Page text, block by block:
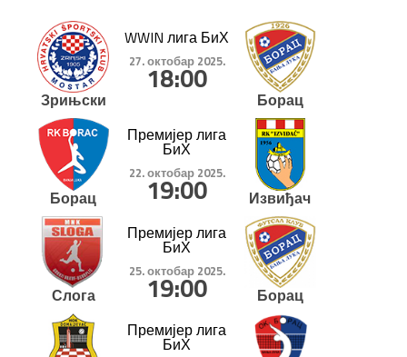
Зрињски
WWIN лига БиХ
27. октобар 2025.
18:00
Борац
Борац
Премијер лига
БиХ
22. октобар 2025.
19:00 Извиђач
Слога
Премијер лига
БиХ
25. октобар 2025.
19:00 Борац
Премијер лига
БиХ